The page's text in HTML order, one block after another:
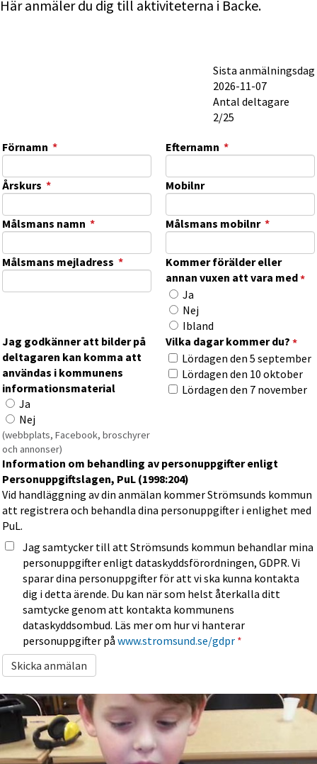
Här anmäler du dig till aktiviteterna i Backe.
Sista anmälningsdag
2026-11-07
Antal deltagare
2/25
Förnamn *(obligatorisk) Efternamn *(obligatorisk)
Årskurs *(obligatorisk) Mobilnr
Målsmans namn *(obligatorisk)Målsmans mobilnr *
Målsmans mejladress *(obligatorisk)Kommer förälder eller
annan vuxen att vara med*
Kommer förälder eller annan
Ja
Nej
Ibland
Jag godkänner att bilder på
deltagaren kan komma att
användas i kommunens
informationsmaterial
Jag godkänner att bilder på deltagaren kan komma att
Ja
Nej
(webbplats, Facebook, broschyrer
och annonser)
Vilka dagar kommer du? *
Vilka dagar kommer du?
Lördagen den 5 september
Lördagen den 10 oktober
Lördagen den 7 november
Information om behandling av personuppgifter enligt
Personuppgiftslagen, PuL (1998:204)
Vid handläggning av din anmälan kommer Strömsunds kommun
att registrera och behandla dina personuppgifter i enlighet med
PuL.
Jag samtycker till att Strömsunds kommun behandlar mina
personuppgifter enligt dataskyddsförordningen, GDPR. Vi
sparar dina personuppgifter för att vi ska kunna kontakta
dig i detta ärende. Du kan när som helst återkalla ditt
samtycke genom att kontakta kommunens
dataskyddsombud. Läs mer om hur vi hanterar
personuppgifter på www.stromsund.se/gdpr*